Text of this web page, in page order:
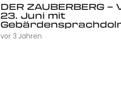
DER ZAUBERBERG
23. Juni mit
vor 3 Jahren